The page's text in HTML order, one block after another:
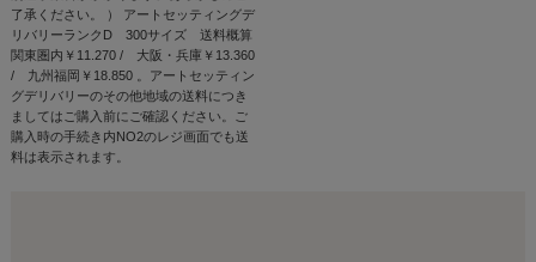
了承ください。 ） アートセッティングデ
リバリーランクD 300サイズ 送料概算
関東圏内￥11.270 / 大阪・兵庫￥13.360
/ 九州福岡￥18.850 。アートセッティン
グデリバリーのその他地域の送料につき
ましてはご購入前にご確認ください。ご
購入時の手続き内NO2のレジ画面でも送
料は表示されます。